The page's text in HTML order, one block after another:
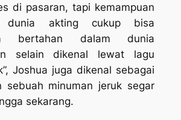
di pasaran, tapi kemampuan
akting cukup bisa
bertahan dalam dunia
selain dikenal lewat lagu
Joshua juga dikenal sebagai
sebuah minuman jeruk segar
sekarang.